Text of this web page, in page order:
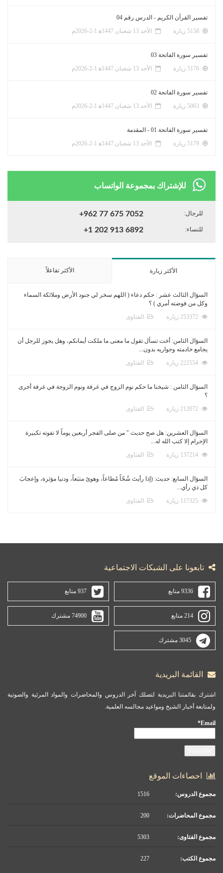
تفسير القرآن الكريم - الدرس رقم 04
الأحد 13 شعبان 1447ﻫ 1-2-2026م
تفسير سورة الفاتحة 03
الأحد 13 شعبان 1447ﻫ 1-2-2026م
تفسير سورة الفاتحة 02
الأحد 13 شعبان 1447ﻫ 1-2-2026م
تفسير سورة الفاتحة 01 - المقدمة
الأحد 13 شعبان 1447ﻫ 1-2-2026م
للإشتراك بمجموعة الواتساب
للرجال: +962 77 675 7052
للنساء: +1 202 913 6892
الأكثر زيارة الأكثر تفاعلاً
السؤال الثالث عشر : حكم دعاء ( اللهم سخر لي جنود الأرض وملائكة السماء
وكل من فوضته أمري ) ؟
الفتاوى
السؤال الثامن: أخت تسأل تقول ما معنى ما ملكت أيمانكم، وهل يجوز للرجل أن
يجامع خادمته وجواريه بدون...
الفتاوى
السؤال الثامن : شيخنا ما حكم نوم الزوج في غرفة ونوم الزوجة في غرفة أخرى
؟
الفتاوى
السؤال العشرين: هل صح حديث " من صلى الفجر أربعين يوماً لا تفوته تكبيرة
الإحرام إلا كتب الله له...
الفتاوى
السؤال السابع: حديث: (إذا رأيتَ شُحّاً مُطاعاً، وهوىً متبَعاً، ودنيا مؤثرة، وإعجابَ
كل ذي رأي...
الفتاوى
تابعونا على الشبكات الاجتماعية
9336 متابع 937 متابع
214 متابع 74900 مشترك
3045 مشترك
القائمة البريدية
اشترك بقائمتنا البريدية لتصلك آخر الدروس والمحاضرات والمواد المرئية والصوتية
ولمتابعة أخبار الشيخ ومواعيد مجالسه العلمية.
Email*
احصاءات الموقع
مجموع الدروس:
مجموع المحاضرات:
مجموع الفتاوى:
مجموع الكتب: